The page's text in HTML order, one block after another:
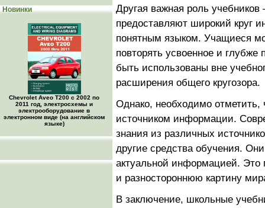
Новинки
Chevrolet Aveo Т200 с 2002 по
2011 год, электросхемы и
электрооборудование в
электронном виде (на английском
языке)
Другая важная роль
предоставляют широкий круг
понятным языком. Учащиеся
повторять усвоенное и глубже
быть использованы вне
расширения общего кругозора.
Однако, необходимо
источником информации.
знания из различных
другие средства обучения.
актуальной информацией. Это
и разностороннюю картину
В заключение, школьные